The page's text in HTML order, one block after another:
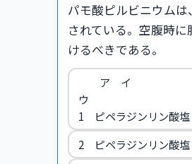
パモ酸ピルビニウム
されている。空腹時
けるべきである。
ア イ
ウ
1 ピペラジンリン酸
2 ピペラジンリン酸